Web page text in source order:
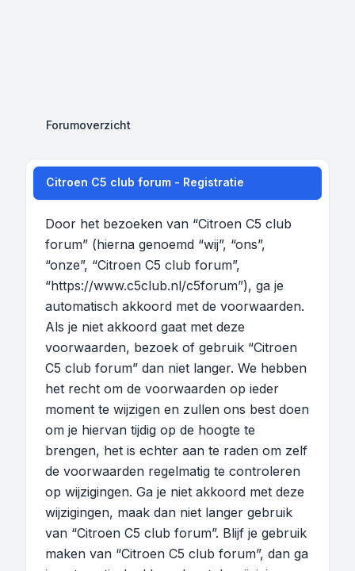
Forumoverzicht
Citroen C5 club forum - Registratie
Door het bezoeken van “Citroen C5 club
forum” (hierna genoemd “wij”, “ons”,
“onze”, “Citroen C5 club forum”,
“https://www.c5club.nl/c5forum”), ga je
automatisch akkoord met de voorwaarden.
Als je niet akkoord gaat met deze
voorwaarden, bezoek of gebruik “Citroen
C5 club forum” dan niet langer. We hebben
het recht om de voorwaarden op ieder
moment te wijzigen en zullen ons best doen
om je hiervan tijdig op de hoogte te
brengen, het is echter aan te raden om zelf
de voorwaarden regelmatig te controleren
op wijzigingen. Ga je niet akkoord met deze
wijzigingen, maak dan niet langer gebruik
van “Citroen C5 club forum”. Blijf je gebruik
maken van “Citroen C5 club forum”, dan ga